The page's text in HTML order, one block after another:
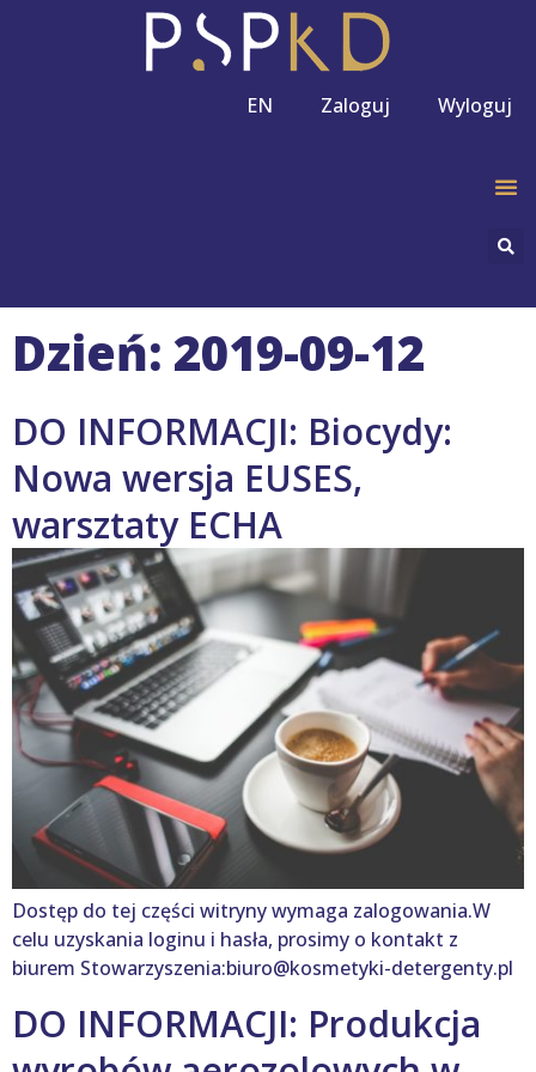
EN Zaloguj Wyloguj
Dzień: 2019-09-12
DO INFORMACJI: Biocydy:
Nowa wersja EUSES,
warsztaty ECHA
Dostęp do tej części witryny wymaga zalogowania.W
celu uzyskania loginu i hasła, prosimy o kontakt z
biurem Stowarzyszenia:biuro@kosmetyki-detergenty.pl
DO INFORMACJI: Produkcja